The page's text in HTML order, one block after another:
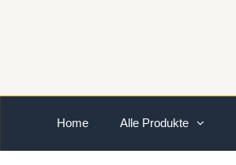
Home Alle Produkte